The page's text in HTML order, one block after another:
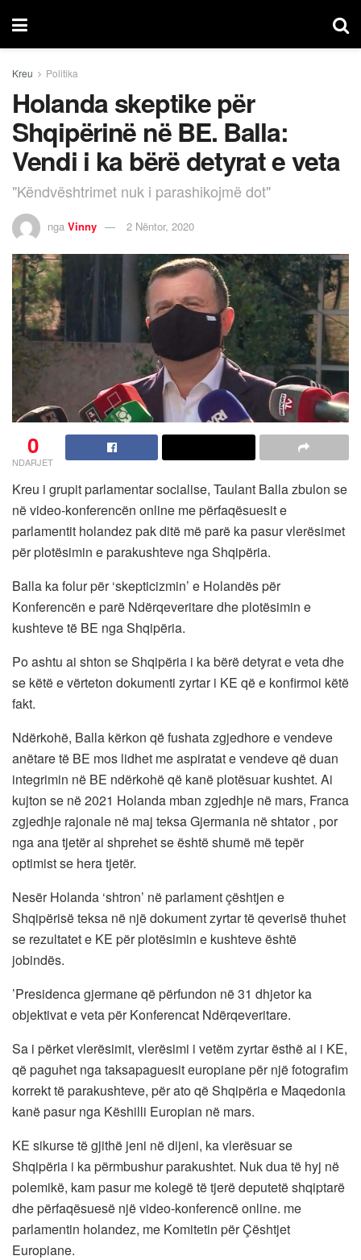
Kreu Politika
Holanda skeptike për
Shqipërinë në BE. Balla:
Vendi i ka bërë detyrat e veta
"Këndvështrimet nuk i parashikojmë dot"
nga Vinny 2 Nëntor, 2020
0
NDARJET
Kreu i grupit parlamentar socialise, Taulant Balla zbulon se
në video-konferencën online me përfaqësuesit e
parlamentit holandez pak ditë më parë ka pasur vlerësimet
për plotësimin e parakushteve nga Shqipëria.
Balla ka folur për ‘skepticizmin’ e Holandës për
Konferencën e parë Ndërqeveritare dhe plotësimin e
kushteve të BE nga Shqipëria.
Po ashtu ai shton se Shqipëria i ka bërë detyrat e veta dhe
se këtë e vërteton dokumenti zyrtar i KE që e konfirmoi këtë
fakt.
Ndërkohë, Balla kërkon që fushata zgjedhore e vendeve
anëtare të BE mos lidhet me aspiratat e vendeve që duan
integrimin në BE ndërkohë që kanë plotësuar kushtet. Ai
kujton se në 2021 Holanda mban zgjedhje në mars, Franca
zgjedhje rajonale në maj teksa Gjermania në shtator , por
nga ana tjetër ai shprehet se është shumë më tepër
optimist se hera tjetër.
Nesër Holanda ‘shtron’ në parlament çështjen e
Shqipërisë teksa në një dokument zyrtar të qeverisë thuhet
se rezultatet e KE për plotësimin e kushteve është
jobindës.
’Presidenca gjermane që përfundon në 31 dhjetor ka
objektivat e veta për Konferencat Ndërqeveritare.
Sa i përket vlerësimit, vlerësimi i vetëm zyrtar ësthë ai i KE,
që paguhet nga taksapaguesit europiane për një fotografim
korrekt të parakushteve, për ato që Shqipëria e Maqedonia
kanë pasur nga Këshilli Europian në mars.
KE sikurse të gjithë jeni në dijeni, ka vlerësuar se
Shqipëria i ka përmbushur parakushtet. Nuk dua të hyj në
polemikë, kam pasur me kolegë të tjerë deputetë shqiptarë
dhe përfaqësuesë një video-konferencë online. me
parlamentin holandez, me Komitetin për Çështjet
Europiane.